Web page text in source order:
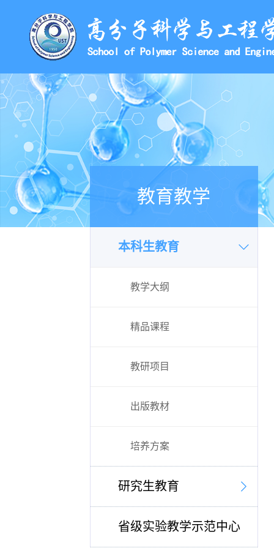
教育教学
本科生教育
教学大纲
精品课程
教研项目
出版教材
培养方案
研究生教育
省级实验教学示范中心